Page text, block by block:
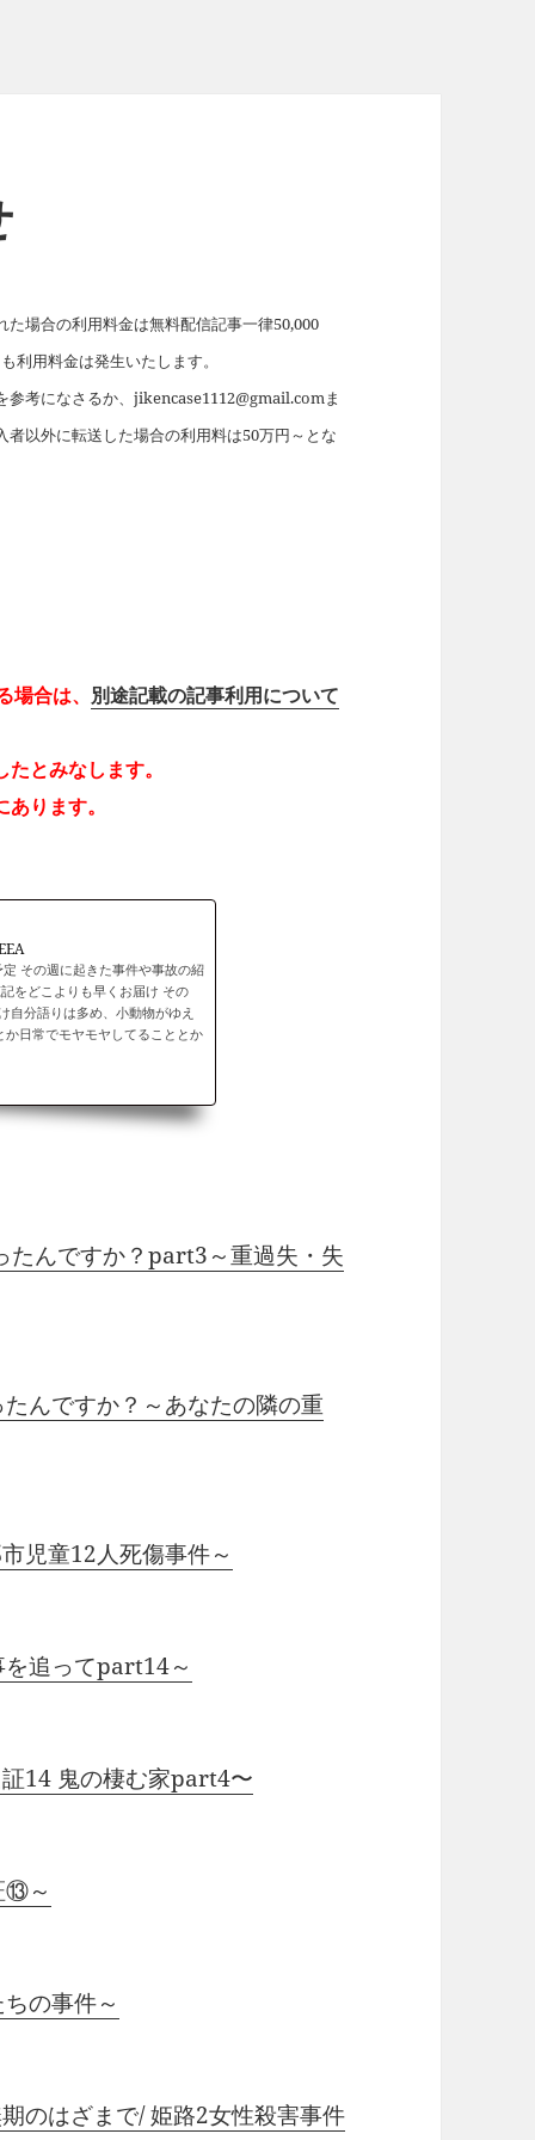
場合の利用料金は無料配信記事一律50,000
利用料金は発生いたします。
参考になさるか、jikencase1112@gmail.comま
以外に転送した場合の利用料は50万円～とな
合は、 別途記載の記事利用について
とみなします。
ります。
その週に起きた事件や事故の紹
をどこよりも早くお届け その
自分語りは多め、小動物がゆえ
日常でモヤモヤしてることとか
たんですか？part3～重過失・失
んですか？～あなたの隣の重
児童12人死傷事件～
追ってpart14～
14 鬼の棲む家part4〜
⑬～
の事件～
のはざまで/ 姫路2女性殺害事件